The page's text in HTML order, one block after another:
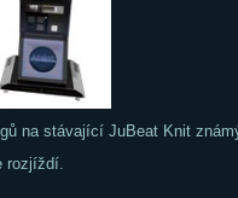
na stávající JuBeat Knit
rozjíždí.